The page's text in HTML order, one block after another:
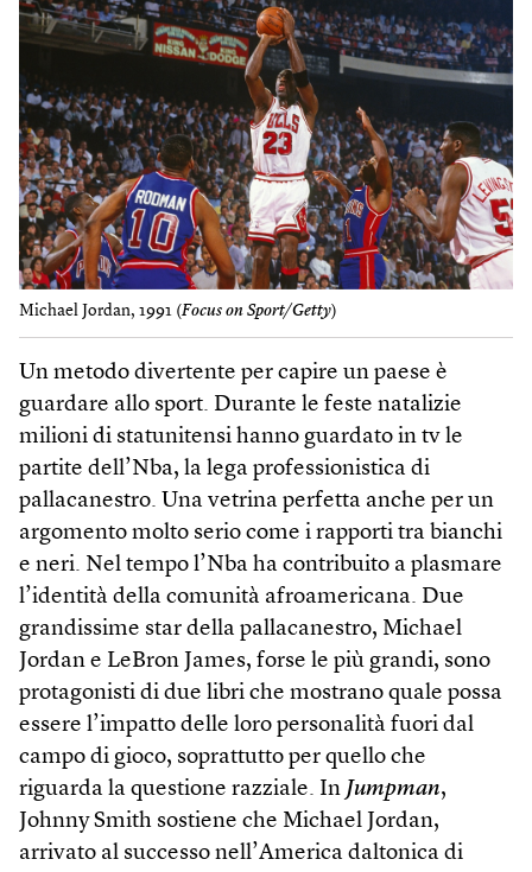
Michael Jordan, 1991 (Focus on Sport/Getty)
Un metodo divertente per capire un paese è
guardare allo sport. Durante le feste natalizie
milioni di statunitensi hanno guardato in tv le
partite dell’Nba, la lega professionistica di
pallacanestro. Una vetrina perfetta anche per un
argomento molto serio come i rapporti tra bianchi
e neri. Nel tempo l’Nba ha contribuito a plasmare
l’identità della comunità afroamericana. Due
grandissime star della pallacanestro, Michael
Jordan e LeBron James, forse le più grandi, sono
protagonisti di due libri che mostrano quale possa
essere l’impatto delle loro personalità fuori dal
campo di gioco, soprattutto per quello che
riguarda la questione razziale. In Jumpman,
Johnny Smith sostiene che Michael Jordan,
arrivato al successo nell’America daltonica di